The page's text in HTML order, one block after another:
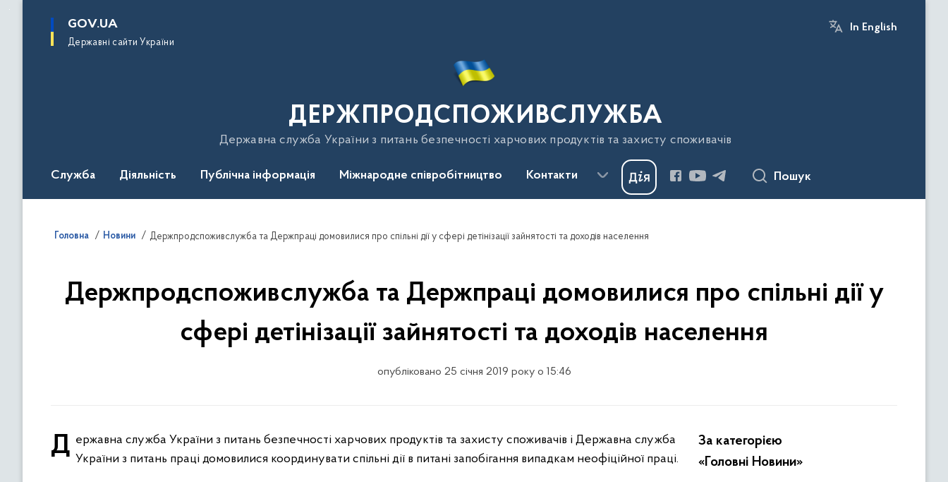
основного
GOV.UA
Державні сайти України
In English
ДЕРЖПРОДСПОЖИВСЛУЖБА
Державна служба України з питань безпечності харчових продуктів та захисту споживачів
Служба Діяльність Публічна інформація Міжнародне співробітництво Контакти Пошук
Головна Новини Держпродспоживслужба та Держпраці домовилися про спільні дії у сфері детінізації зайнятості та доходів населення
Держпродспоживслужба та Держпраці домовилися про спільні дії у
сфері детінізації зайнятості та доходів населення
опубліковано 25 січня 2019 року о 15:46
Державна служба України з питань безпечності харчових продуктів та захисту споживачів і Державна служба України з питань праці домовилися координувати спільні дії в питані запобігання випадкам неофіційної праці.
За категорією
«Головні Новини»